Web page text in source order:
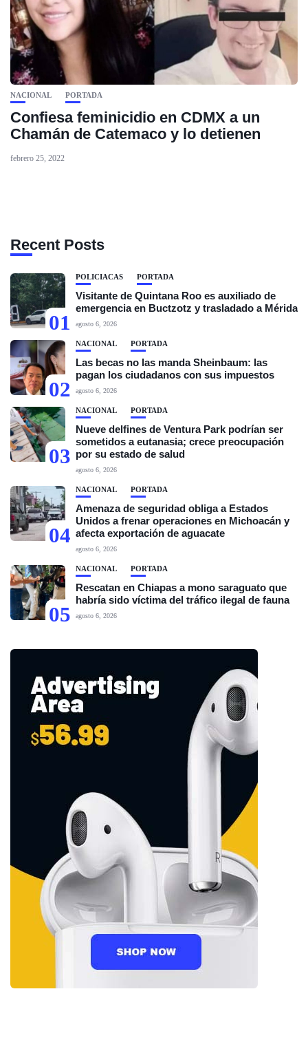
NACIONAL PORTADA
Confiesa feminicidio en CDMX a un
Chamán de Catemaco y lo detienen
febrero 25, 2022
Recent Posts
01
POLICIACAS PORTADA
Visitante de Quintana Roo es auxiliado de
emergencia en Buctzotz y trasladado a Mérida
agosto 6, 2026
02
NACIONAL PORTADA
Las becas no las manda Sheinbaum: las
pagan los ciudadanos con sus impuestos
agosto 6, 2026
03
NACIONAL PORTADA
Nueve delfines de Ventura Park podrían ser
sometidos a eutanasia; crece preocupación
por su estado de salud
agosto 6, 2026
04
NACIONAL PORTADA
Amenaza de seguridad obliga a Estados
Unidos a frenar operaciones en Michoacán y
afecta exportación de aguacate
agosto 6, 2026
05
NACIONAL PORTADA
Rescatan en Chiapas a mono saraguato que
habría sido víctima del tráfico ilegal de fauna
agosto 6, 2026